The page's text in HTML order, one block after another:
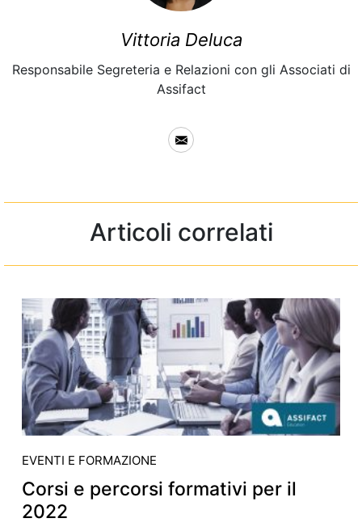
Vittoria Deluca
Responsabile Segreteria e Relazioni con gli Associati di
Assifact
Articoli correlati
EVENTI E FORMAZIONE
Corsi e percorsi formativi per il
2022